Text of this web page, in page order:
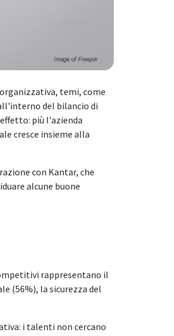
temi, come
del bilancio di
più l'azienda
cresce insieme alla
con Kantar, che
alcune buone
rappresentano il
(56%), la sicurezza del
i talenti non cercano